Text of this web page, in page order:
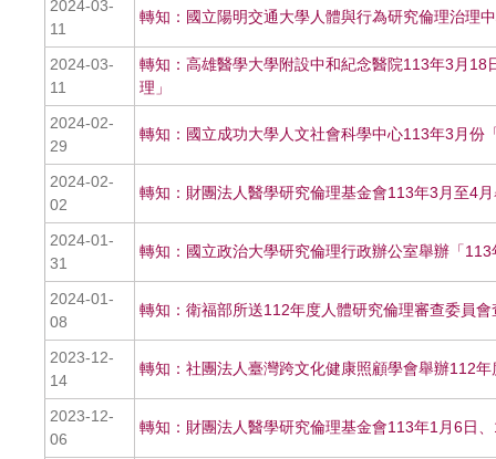
2024-03-
11
轉知：國立陽明交通大學人體與行為研究倫理治理
2024-03-
11
轉知：高雄醫學大學附設中和紀念醫院113年3月
理」
2024-02-
29
轉知：國立成功大學人文社會科學中心113年3月份
2024-02-
02
轉知：財團法人醫學研究倫理基金會113年3月至4
2024-01-
31
轉知：國立政治大學研究倫理行政辦公室舉辦「
2024-01-
08
轉知：衛福部所送112年度人體研究倫理審查委員
2023-12-
14
轉知：社團法人臺灣跨文化健康照顧學會舉辦112
2023-12-
06
轉知：財團法人醫學研究倫理基金會113年1月6日